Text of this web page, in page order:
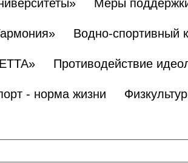
Меры
Водно-спортивный
Противодействие
- норма жизни